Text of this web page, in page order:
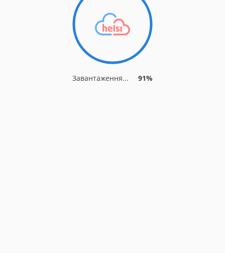
Завантаження... 91%